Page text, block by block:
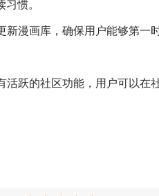
惯。
新漫画库，确保用户能够第一
活跃的社区功能，用户可以在